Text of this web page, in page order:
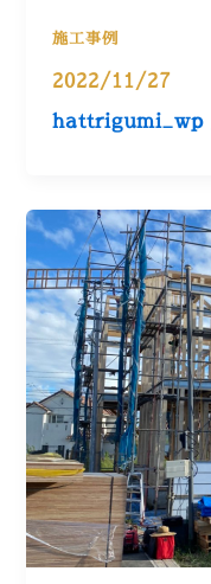
施工事例
2022/11/27
hattrigumi_wp